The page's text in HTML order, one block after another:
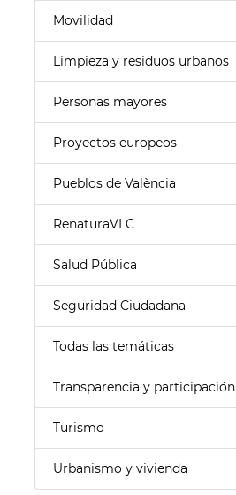
Movilidad
Limpieza y residuos urbanos
Personas mayores
Proyectos europeos
Pueblos de València
RenaturaVLC
Salud Pública
Seguridad Ciudadana
Todas las temáticas
Transparencia y participación
Turismo
Urbanismo y vivienda